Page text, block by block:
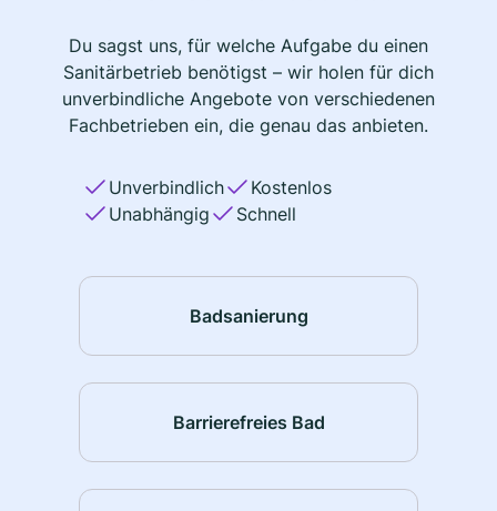
Du sagst uns, für welche Aufgabe du einen
Sanitärbetrieb benötigst – wir holen für dich
unverbindliche Angebote von verschiedenen
Fachbetrieben ein, die genau das anbieten.
Unverbindlich
Kostenlos
Unabhängig
Schnell
Badsanierung
Barrierefreies Bad